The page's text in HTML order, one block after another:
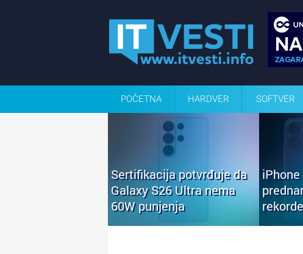
POČETNA HARDVER SOFTVER
Sertifikacija potvrđuje da
Galaxy S26 Ultra nema
60W punjenja
iPhone
rekorde